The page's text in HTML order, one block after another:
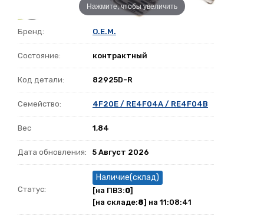
Нажмите, чтобы увеличить
Бренд: O.E.M.
Состояние: контрактный
Код детали: 82925D-R
Семейство: 4F20E / RE4F04A / RE4F04B
Вес 1,84
Дата обновления: 5 Август 2026
Статус:
Наличие(склад)
[на ПВЗ:0]
[на складе:8] на 11:08:41